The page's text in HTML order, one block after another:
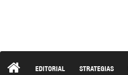
EDITORIAL STRATEGIAS